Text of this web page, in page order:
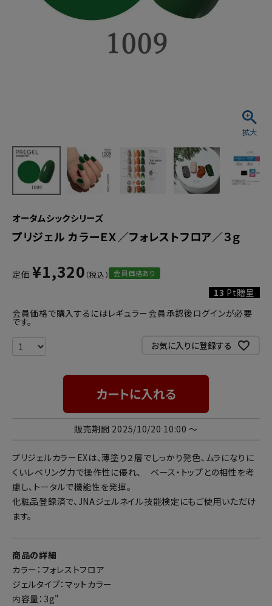
オータムシックシリーズ
プリジェル カラーＥＸ／フォレストフロア／３ｇ
定価 ¥1,320 会員価格あり
13 Pt贈呈
会員価格で購入するにはレギュラー会員承認後ログインが必要
です。
お気に入りに登録する
カートに入れる
販売期間 2025/10/20 10:00 〜
プリジェルカラーEXは、薄塗り２層でしっかり発色、ムラになりに
くいレベリング力で操作性に優れ、 ベース・トップとの相性を考
慮し、トータルで機能性を発揮。
化粧品登録済で、JNAジェルネイル技能検定にもご使用いただけ
ます。
商品の詳細
カラー：フォレストフロア
ジェルタイプ：マットカラー
内容量：3g"